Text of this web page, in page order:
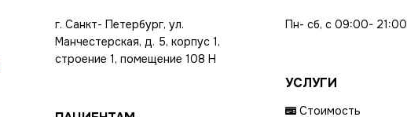
г. Санкт- Петербург, ул.
Манчестерская, д. 5, корпус 1,
строение 1, помещение 108 Н
Пн- сб, с 09:00- 21:00
УСЛУГИ
Стоимость